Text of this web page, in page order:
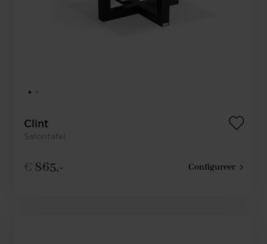
Clint
Salontafel
€ 865,- Configureer